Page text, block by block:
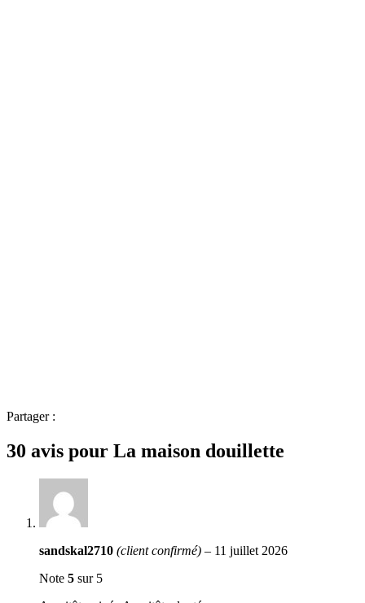
Partager :
30 avis pour La maison douillette
sandskal2710 (client confirmé) – 11 juillet 2026
Note 5 sur 5